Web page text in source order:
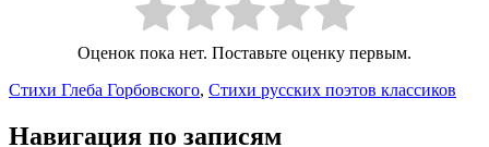
Оценок пока нет. Поставьте оценку первым.
Стихи Глеба Горбовского, Стихи русских поэтов классиков
Навигация по записям